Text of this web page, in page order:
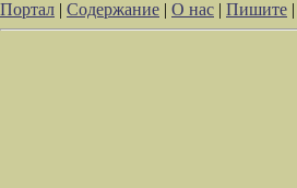
Портал | Содержание | О нас | Пишите |